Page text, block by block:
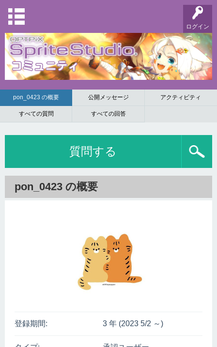
ログイン
pon_0423 の概要 公開メッセージ アクティビティ
すべての質問 すべての回答
質問する
pon_0423 の概要
登録期間: 3 年 (2023 5/2 ～)